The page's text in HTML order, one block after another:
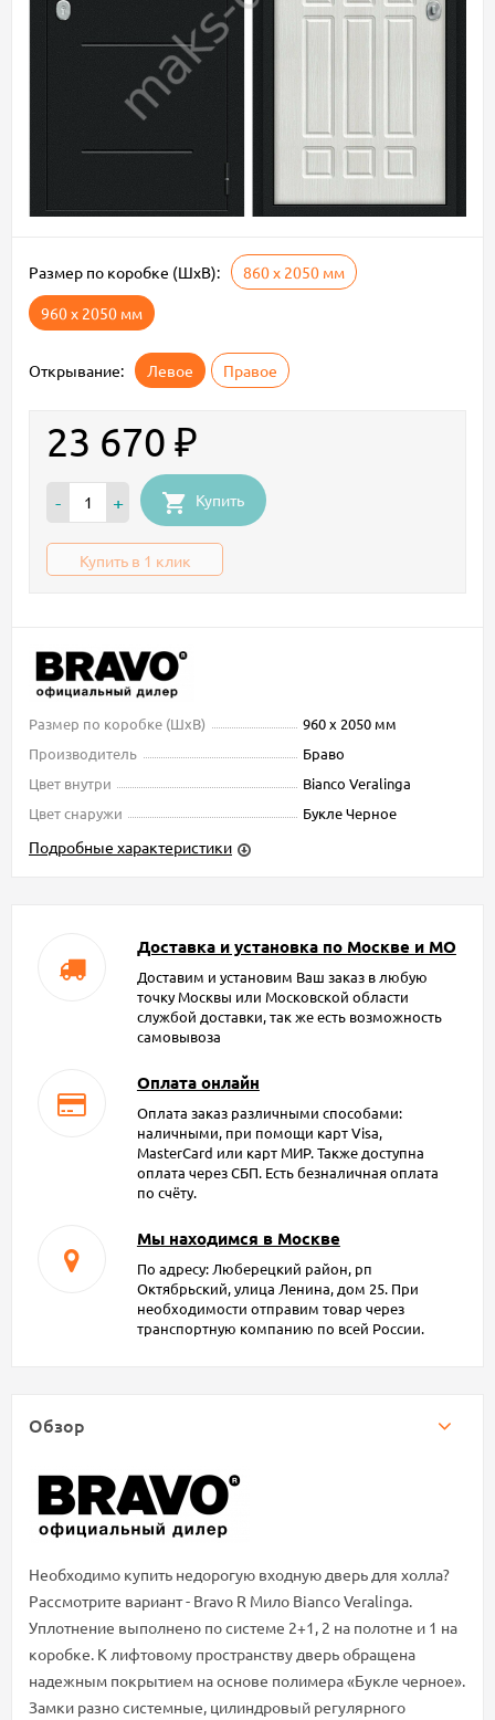
Размер по коробке (ШxВ): 860 х 2050 мм
960 х 2050 мм
Открывание: Левое Правое
23 670 ₽
- + Купить
Купить в 1 клик
Размер по коробке (ШxВ)
960 х 2050 мм
Производитель
Браво
Цвет внутри
Bianco Veralinga
Цвет снаружи
Букле Черное
Подробные характеристики
Доставка и установка по Москве и МО
Доставим и установим Ваш заказ в любую
точку Москвы или Московской области
службой доставки, так же есть возможность
самовывоза
Оплата онлайн
Оплата заказ различными способами:
наличными, при помощи карт Visa,
MasterCard или карт МИР. Также доступна
оплата через СБП. Есть безналичная оплата
по счёту.
Мы находимся в Москве
По адресу: Люберецкий район, рп
Октябрьский, улица Ленина, дом 25. При
необходимости отправим товар через
транспортную компанию по всей России.
Обзор
Необходимо купить недорогую входную дверь для холла?
Рассмотрите вариант - Bravo R Мило Bianco Veralinga.
Уплотнение выполнено по системе 2+1, 2 на полотне и 1 на
коробке. К лифтовому пространству дверь обращена
надежным покрытием на основе полимера «Букле черное».
Замки разно системные, цилиндровый регулярного